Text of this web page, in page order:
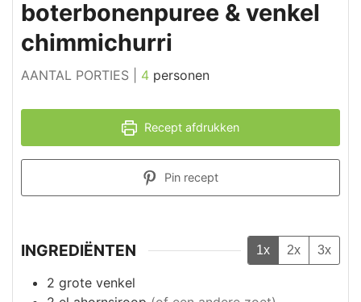
boterbonenpuree & venkel
chimmichurri
AANTAL PORTIES | 4 personen
Recept afdrukken
Pin recept
INGREDIËNTEN 1x 2x 3x
2 grote venkel